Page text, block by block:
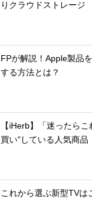
りクラウドストレージ
FPが解説！Apple製品
する方法とは？
【iHerb】「迷ったら
買い"している人気商品
これから選ぶ新型TVは